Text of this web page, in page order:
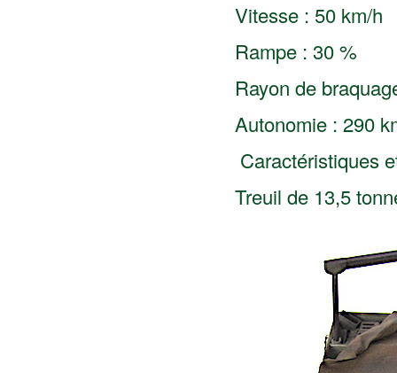
Vitesse : 50 km/h
Rampe : 30 %
Rayon de
Autonomie : 290
Caractéristiques
Treuil de 13,5